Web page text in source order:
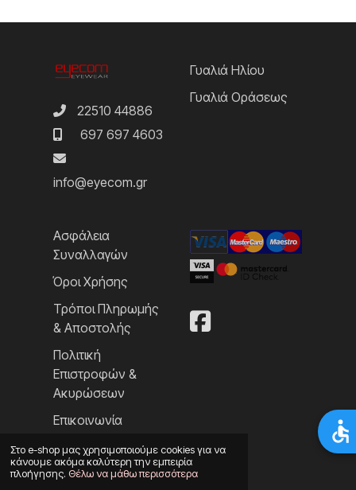
Στο e-shop μας χρησιμοποιούμε cookies για να
κάνουμε ακόμα καλύτερη την εμπειρία
πλοήγησης. Θέλω να μάθω περισσότερα
22510 44886
697 697 4603
info@eyecom.gr
Γυαλιά Ηλίου
Γυαλιά Οράσεως
Ασφάλεια
Συναλλαγών
Όροι Χρήσης
Τρόποι Πληρωμής
& Αποστολής
Πολιτική
Επιστροφών &
Ακυρώσεων
Επικοινωνία